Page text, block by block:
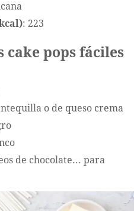
: 223
cake pops fáciles
o de queso crema
de chocolate... para